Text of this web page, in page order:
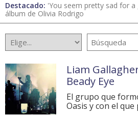
Destacado: 'You seem pretty sad for
álbum de Olivia Rodrigo
Liam
Beady Eye
El grupo que
Oasis y con el